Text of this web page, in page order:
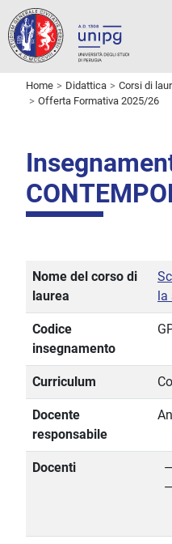
Home Didattica Corsi di
Offerta Formativa 2025/26
Nome del corso di
laurea
Codice
insegnamento
Curriculum
Docente
responsabile
Docenti